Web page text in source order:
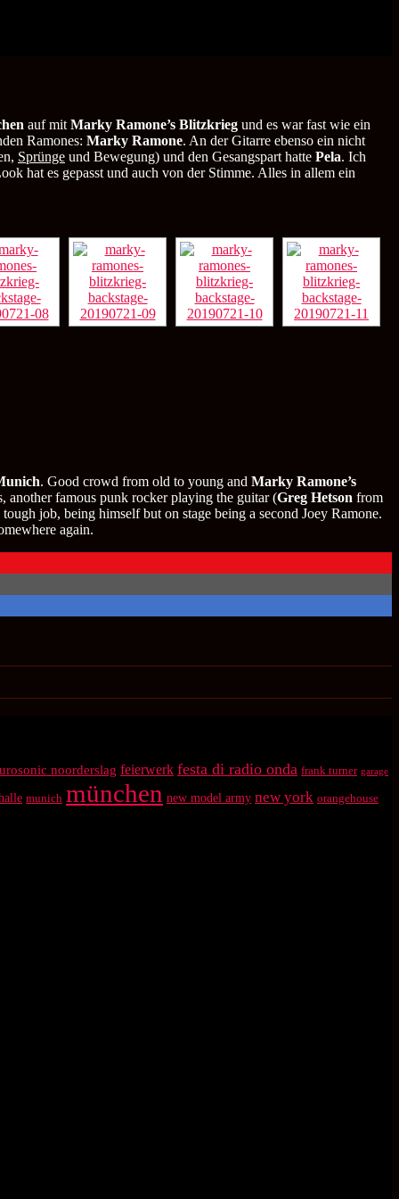
auf mit Marky Ramone’s Blitzkrieg und es war fast wie ein
Ramones: Marky Ramone. An der Gitarre ebenso ein nicht
Sprünge und Bewegung) und den Gesangspart hatte Pela. Ich
hat es gepasst und auch von der Stimme. Alles in allem ein
. Good crowd from old to young and Marky Ramone’s
another famous punk rocker playing the guitar (Greg Hetson from
job, being himself but on stage being a second Joey Ramone.
again.
noorderslag feierwerk festa di radio onda frank turner garage
munich münchen new model army new york orangehouse